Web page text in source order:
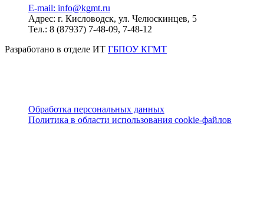
E-mail: info@kgmt.ru
Адрес: г. Кисловодск, ул. Челюскинцев, 5
Тел.: 8 (87937) 7-48-09, 7-48-12
Разработано в отделе ИТ ГБПОУ КГМТ
Обработка персональных данных
Политика в области использования cookie-файлов